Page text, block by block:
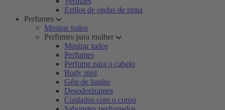
Estilos de ondas de praia
Perfumes
Mostrar todos
Perfumes para mulher
Mostrar todos
Perfumes
Perfume para o cabelo
Body mist
Géis de banho
Desodorizantes
Cuidados com o corpo